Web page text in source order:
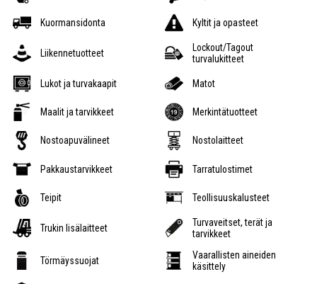
Kuormansidonta Kyltit ja opasteet
Liikennetuotteet
Lockout/Tagout
turvalukitteet
Lukot ja turvakaapit Matot
Maalit ja tarvikkeet Merkintätuotteet
Nostoapuvälineet Nostolaitteet
Pakkaustarvikkeet Tarratulostimet
Teipit Teollisuuskalusteet
Trukin lisälaitteet
Turvaveitset, terät ja
tarvikkeet
Törmäyssuojat
Vaarallisten aineiden
käsittely